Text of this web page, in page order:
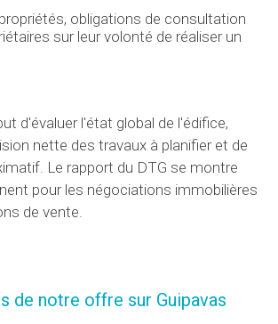
obligations de consultation
sur leur volonté de réaliser un
d'évaluer l'état global de l'édifice,
nette des travaux à planifier et de
Le rapport du DTG se montre
pour les négociations immobilières
de vente.
de notre offre sur Guipavas